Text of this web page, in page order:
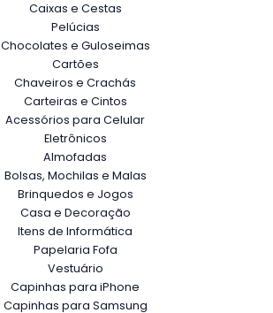
Caixas e Cestas
Pelúcias
Chocolates e Guloseimas
Cartões
Chaveiros e Crachás
Carteiras e Cintos
Acessórios para Celular
Eletrônicos
Almofadas
Bolsas, Mochilas e Malas
Brinquedos e Jogos
Casa e Decoração
Itens de Informática
Papelaria Fofa
Vestuário
Capinhas para iPhone
Capinhas para Samsung